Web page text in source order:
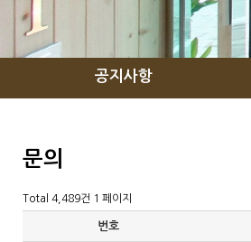
공지사항
문의
Total 4,489건 1 페이지
번호